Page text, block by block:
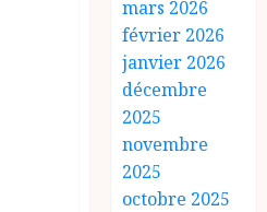
mars 2026
février 2026
janvier 2026
décembre
2025
novembre
2025
octobre 2025